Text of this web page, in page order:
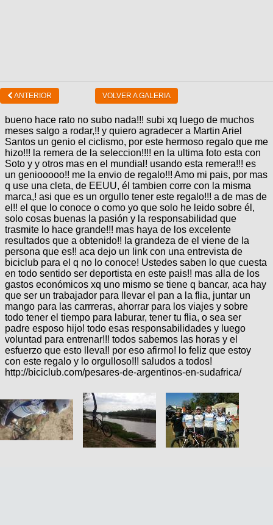
ANTERIOR VOLVER A GALERIA
bueno hace rato no subo nada!!! subi xq luego de muchos
meses salgo a rodar,!! y quiero agradecer a Martin Ariel
Santos un genio el ciclismo, por este hermoso regalo que me
hizo!!! la remera de la seleccion!!!! en la ultima foto esta con
Soto y y otros mas en el mundial! usando esta remera!!! es
un geniooooo!! me la envio de regalo!!! Amo mi pais, por mas
q use una cleta, de EEUU, él tambien corre con la misma
marca,! asi que es un orgullo tener este regalo!!! a de mas de
el!! el que lo conoce o como yo que solo he leido sobre él,
solo cosas buenas la pasión y la responsabilidad que
trasmite lo hace grande!!! mas haya de los excelente
resultados que a obtenido!! la grandeza de el viene de la
persona que es!! aca dejo un link con una entrevista de
biciclub para el q no lo conoce! Ustedes saben lo que cuesta
en todo sentido ser deportista en este pais!! mas alla de los
gastos económicos xq uno mismo se tiene q bancar, aca hay
que ser un trabajador para llevar el pan a la flia, juntar un
mango para las carrreras, ahorrar para los viajes y sobre
todo tener el tiempo para laburar, tener tu flia, o sea ser
padre esposo hijo! todo esas responsabilidades y luego
voluntad para entrenar!!! todos sabemos las horas y el
esfuerzo que esto lleva!! por eso afirmo! lo feliz que estoy
con este regalo y lo orgulloso!!! saludos a todos!
http://biciclub.com/pesares-de-argentinos-en-sudafrica/